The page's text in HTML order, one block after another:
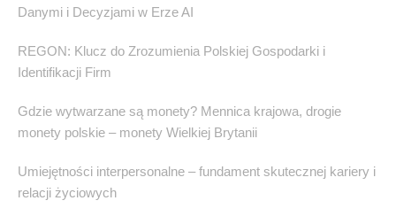
Danymi i Decyzjami w Erze AI
REGON: Klucz do Zrozumienia Polskiej Gospodarki i
Identifikacji Firm
Gdzie wytwarzane są monety? Mennica krajowa, drogie
monety polskie – monety Wielkiej Brytanii
Umiejętności interpersonalne – fundament skutecznej kariery i
relacji życiowych